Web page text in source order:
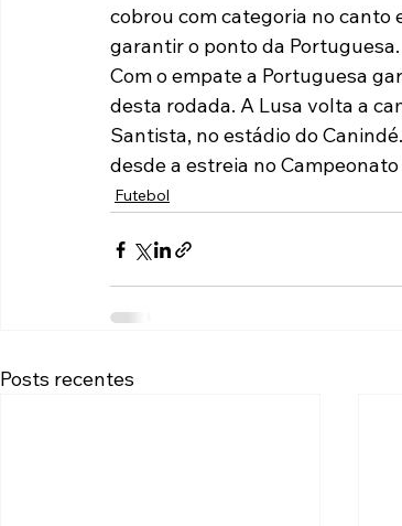
cobrou com categoria no canto
garantir o ponto da Portuguesa.
Com o empate a Portuguesa
desta rodada. A Lusa volta a
Santista, no estádio do
desde a estreia no
Futebol
Posts recentes